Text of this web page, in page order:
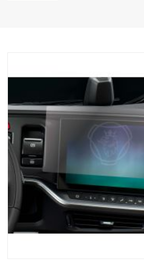
kanssa, kuorma-autoille, joissa on
Tarkista paikalliset hyväksyntäsäännöt
olennaisuudesta, koska tuote ei sisälly
ajoneuvojen VWTA:han.
AUTOMAATTINEN AKSELIN TUNNISTUS:
Vastaanotinyksikkö tunnistaa
perävaunun akselien lukumäärän ja
joita tarvitaan turvalliseen ja tehokkaaseen
MUKAVUUS:
Scania ProRemoten magneettijalustaisen
liitännän ansiosta yksikkö on aina
seisokkiaikaa ja pitää kuorma-auton